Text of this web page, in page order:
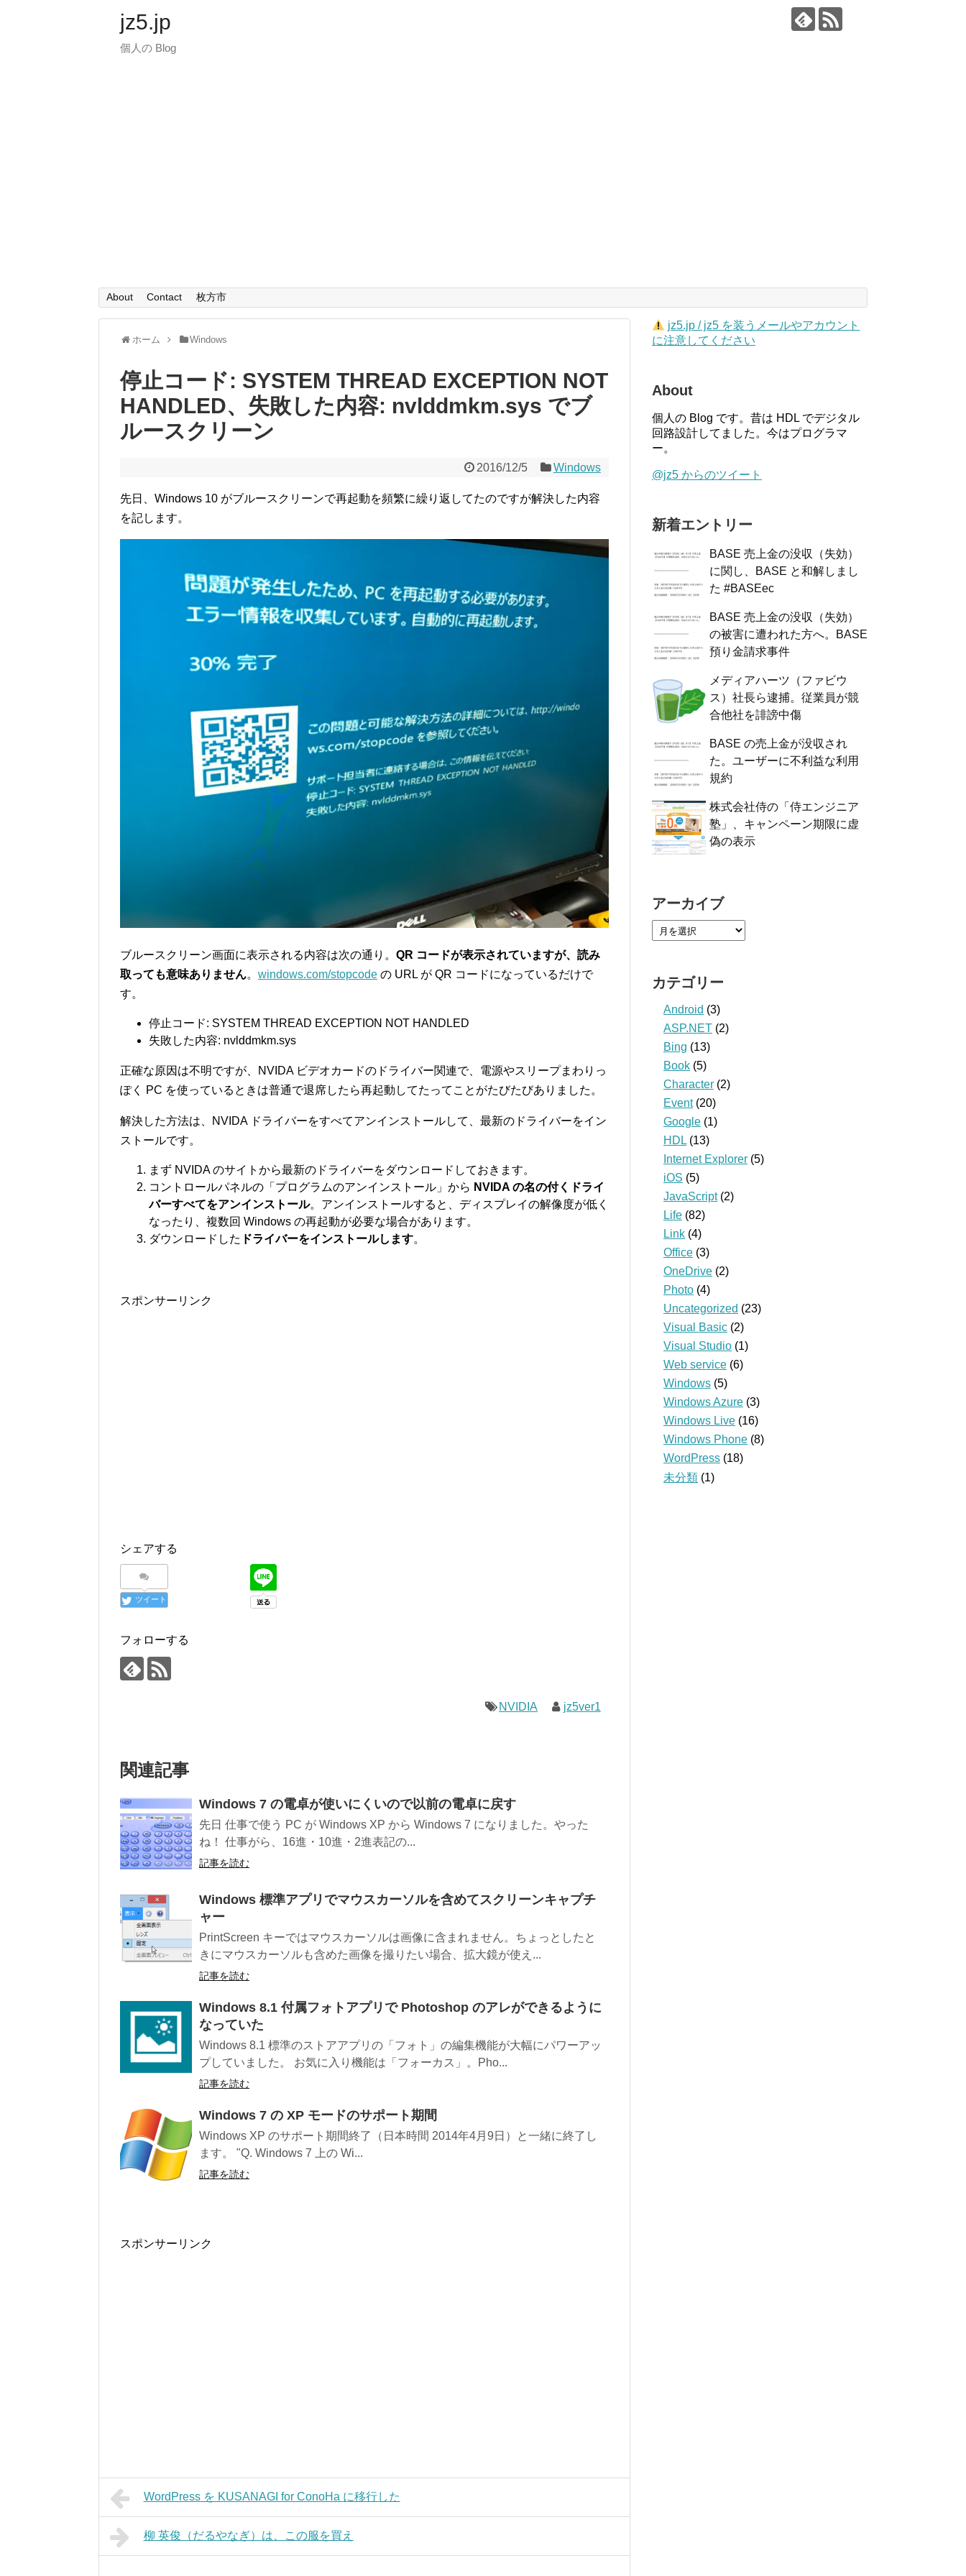
jz5.jp
個人の Blog
About Contact 枚方市
ホーム Windows
停止コード: SYSTEM THREAD EXCEPTION NOT
HANDLED、失敗した内容: nvlddmkm.sys でブ
ルースクリーン
2016/12/5 Windows
先日、Windows 10 がブルースクリーンで再起動を頻繁に繰り返してたのですが解決した内容
を記します。
ブルースクリーン画面に表示される内容は次の通り。 QR コードが表示されていますが、読み
取っても意味ありません。 windows.com/stopcode の URL が QR コードになっているだけで
す。
停止コード: SYSTEM THREAD EXCEPTION NOT HANDLED
失敗した内容: nvlddmkm.sys
正確な原因は不明ですが、NVIDA ビデオカードのドライバー関連で、電源やスリープまわりっ
ぽく PC を使っているときは普通で退席したら再起動してたってことがたびたびありました。
解決した方法は、NVIDA ドライバーをすべてアンインストールして、最新のドライバーをイン
ストールです。
まず NVIDA のサイトから最新のドライバーをダウンロードしておきます。
コントロールパネルの「プログラムのアンインストール」から NVIDA の名の付くドライ
バーすべてをアンインストール。アンインストールすると、ディスプレイの解像度が低く
なったり、複数回 Windows の再起動が必要な場合があります。
ダウンロードした ドライバーをインストールします。
スポンサーリンク
シェアする
ツイート
フォローする
NVIDIA jz5ver1
関連記事
Windows 7 の電卓が使いにくいので以前の電卓に戻す
先日 仕事で使う PC が Windows XP から Windows 7 になりました。やった
ね！ 仕事がら、16進・10進・2進表記の...
記事を読む
Windows 標準アプリでマウスカーソルを含めてスクリーンキャプチ
ャー
PrintScreen キーではマウスカーソルは画像に含まれません。ちょっとしたと
きにマウスカーソルも含めた画像を撮りたい場合、拡大鏡が使え...
記事を読む
Windows 8.1 付属フォトアプリで Photoshop のアレができるように
なっていた
Windows 8.1 標準のストアアプリの「フォト」の編集機能が大幅にパワーアッ
プしていました。 お気に入り機能は「フォーカス」。Pho...
記事を読む
Windows 7 の XP モードのサポート期間
Windows XP のサポート期間終了（日本時間 2014年4月9日）と一緒に終了し
ます。 "Q. Windows 7 上の Wi...
記事を読む
スポンサーリンク
WordPress を KUSANAGI for ConoHa に移行した
柳 英俊（だるやなぎ）は、この服を買え
jz5.jp / jz5 を装うメールやアカウント
に注意してください
About
個人の Blog です。昔は HDL でデジタル
回路設計してました。今はプログラマ
ー。
@jz5 からのツイート
新着エントリー
BASE 売上金の没収（失効）
に関し、BASE と和解しまし
た #BASEec
BASE 売上金の没収（失効）
の被害に遭われた方へ。BASE
預り金請求事件
メディアハーツ（ファビウ
ス）社長ら逮捕。従業員が競
合他社を誹謗中傷
BASE の売上金が没収され
た。ユーザーに不利益な利用
規約
株式会社侍の「侍エンジニア
塾」、キャンペーン期限に虚
偽の表示
アーカイブ
カテゴリー
Android (3)
ASP.NET (2)
Bing (13)
Book (5)
Character (2)
Event(20)
Google (1)
HDL (13)
Internet Explorer (5)
iOS (5)
JavaScript(2)
Life (82)
Link (4)
Office (3)
OneDrive (2)
Photo (4)
Uncategorized (23)
Visual Basic (2)
Visual Studio (1)
Web service (6)
Windows (5)
Windows Azure (3)
Windows Live (16)
Windows Phone (8)
WordPress (18)
未分類 (1)